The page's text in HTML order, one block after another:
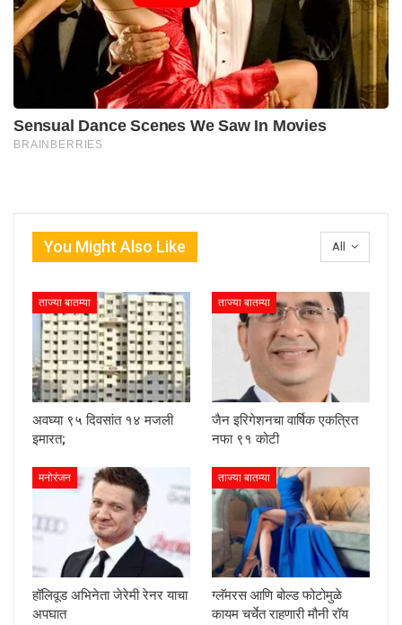
All
You Might Also Like
ताज्या बातम्या
अवघ्या ९५ दिवसांत १४ मजली
इमारत;
ताज्या बातम्या
जैन इरिगेशनचा वार्षिक एकत्रित
नफा ९१ कोटी
मनोरंजन
हॉलिवूड अभिनेता जेरेमी रेनर याचा
अपघात
ताज्या बातम्या
ग्लॅमरस आणि बोल्ड फोटोमुळे
कायम चर्चेत राहणारी मौनी रॉय